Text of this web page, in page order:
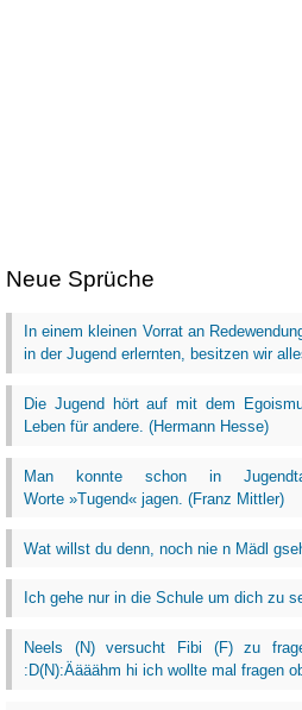
Neue Sprüche
In einem kleinen Vorrat an
in der Jugend erlernten, besitzen wir
Die Jugend hört auf mit dem
Leben für andere. (Hermann Hesse)
Man konnte schon in
Worte »Tugend« jagen. (Franz Mittler)
Wat willst du denn, noch nie n Mädl
Ich gehe nur in die Schule um dich zu
Neels (N) versucht Fibi (F) zu
:D(N):Äääähm hi ich wollte mal fragen